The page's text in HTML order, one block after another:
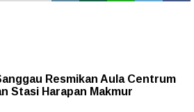
Resmikan Aula Centrum
Stasi Harapan Makmur